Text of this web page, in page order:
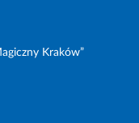
Kraków”